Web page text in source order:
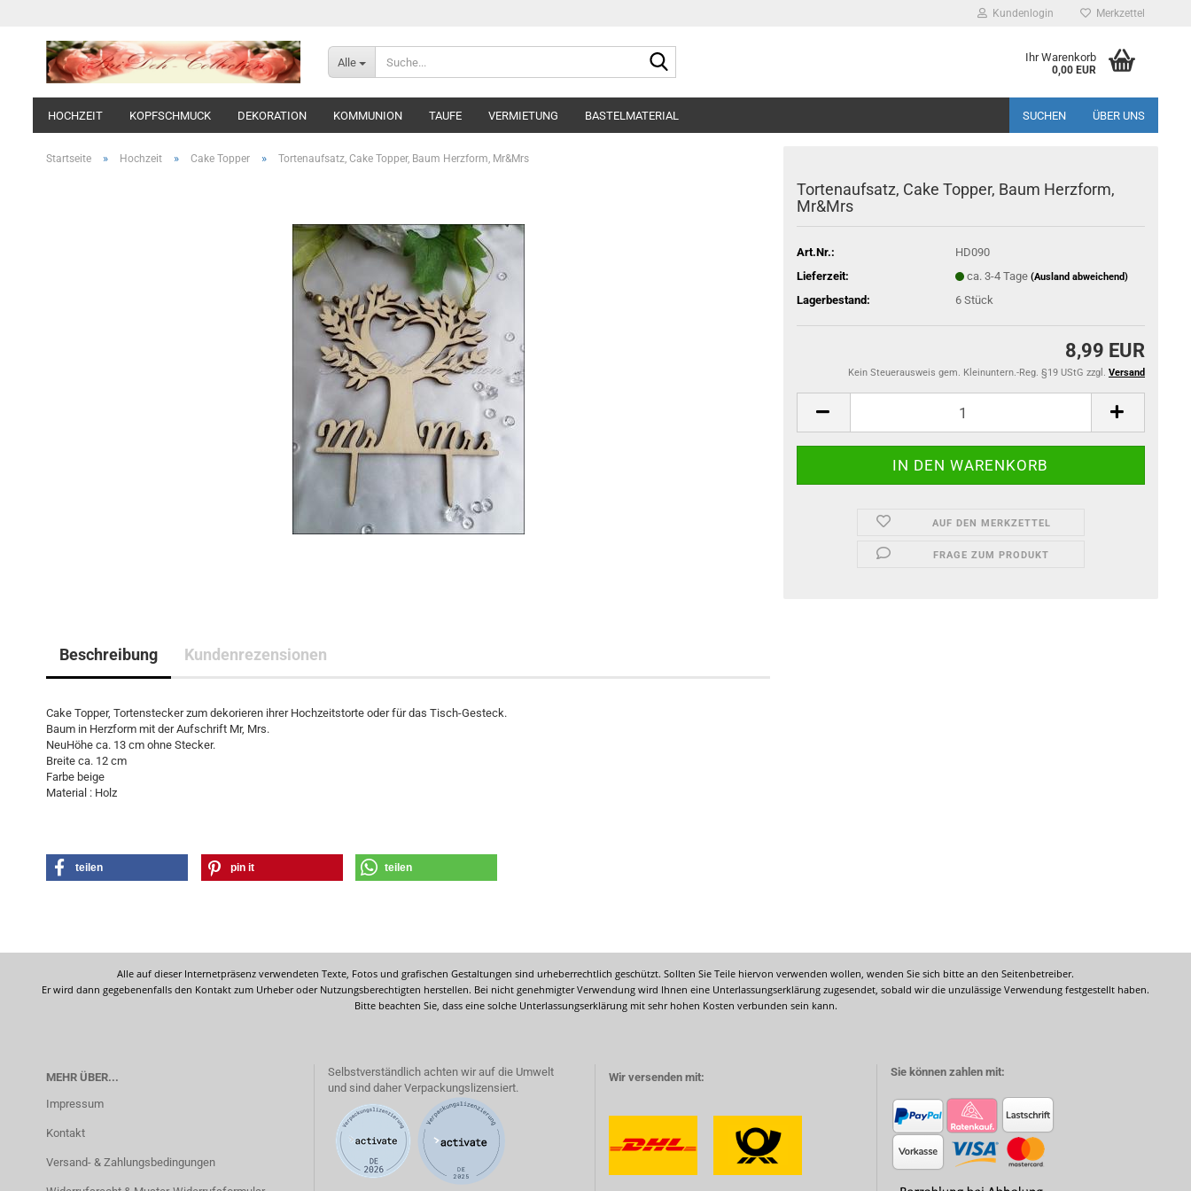
Kundenlogin Merkzettel
Alle Ihr Warenkorb
0,00 EUR
HOCHZEIT KOPFSCHMUCK DEKORATION KOMMUNION TAUFE VERMIETUNG BASTELMATERIAL SUCHEN ÜBER UNS
Startseite » Hochzeit » Cake Topper » Tortenaufsatz, Cake Topper, Baum Herzform, Mr&Mrs
Tortenaufsatz, Cake Topper, Baum Herzform,
Mr&Mrs
Art.Nr.:
HD090
Lieferzeit:
ca. 3-4 Tage (Ausland abweichend)
Lagerbestand: 6 Stück
8,99 EUR
Kein Steuerausweis gem. Kleinuntern.-Reg. §19 UStG zzgl. Versand
AUF DEN MERKZETTEL
FRAGE ZUM PRODUKT
Beschreibung Kundenrezensionen
Cake Topper, Tortenstecker zum dekorieren ihrer Hochzeitstorte oder für das Tisch-Gesteck.
Baum in Herzform mit der Aufschrift Mr, Mrs.
NeuHöhe ca. 13 cm ohne Stecker.
Breite ca. 12 cm
Farbe beige
Material : Holz
teilen pin it teilen
Alle auf dieser Internetpräsenz verwendeten Texte, Fotos und grafischen Gestaltungen sind urheberrechtlich geschützt. Sollten Sie Teile hiervon verwenden wollen, wenden Sie sich bitte an den Seitenbetreiber.
Er wird dann gegebenenfalls den Kontakt zum Urheber oder Nutzungsberechtigten herstellen. Bei nicht genehmigter Verwendung wird Ihnen eine Unterlassungserklärung zugesendet, sobald wir die unzulässige Verwendung festgestellt haben.
Bitte beachten Sie, dass eine solche Unterlassungserklärung mit sehr hohen Kosten verbunden sein kann.
MEHR ÜBER...
Impressum
Kontakt
Versand- & Zahlungsbedingungen
Selbstverständlich achten wir auf die Umwelt
und sind daher Verpackungslizensiert.
Wir versenden mit: Sie können zahlen mit: